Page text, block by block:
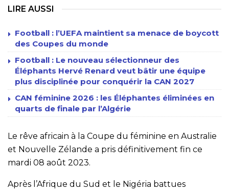
LIRE AUSSI
Football : l’UEFA maintient sa menace de boycott
des Coupes du monde
Football : Le nouveau sélectionneur des
Éléphants Hervé Renard veut bâtir une équipe
plus disciplinée pour conquérir la CAN 2027
CAN féminine 2026 : les Éléphantes éliminées en
quarts de finale par l’Algérie
Le rêve africain à la Coupe du féminine en Australie
et Nouvelle Zélande a pris définitivement fin ce
mardi 08 août 2023.
Après l’Afrique du Sud et le Nigéria battues